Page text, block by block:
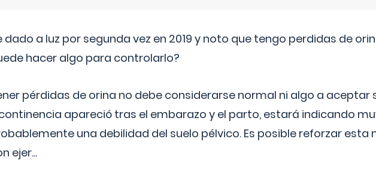
dado a luz por segunda vez en 2019 y noto que tengo perdidas de
hacer algo para controlarlo?
pérdidas de orina no debe considerarse normal ni algo a aceptar
apareció tras el embarazo y el parto, estará indicando
una debilidad del suelo pélvico. Es posible reforzar esta
ejer...